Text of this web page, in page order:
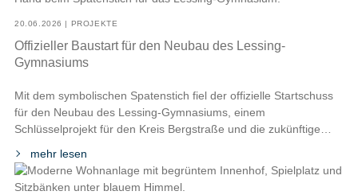
temporäre Stützen eingebaut, um die Zwischendecke in ihrer
horizontalen Lage zu stabilisieren und gleichzeitig die
Voraussetzungen für die weitere Sanierung zu […]
20.06.2026 | PROJEKTE
Offizieller Baustart für den Neubau des Lessing-
Gymnasiums
Mit dem symbolischen Spatenstich fiel der offizielle Startschuss
für den Neubau des Lessing-Gymnasiums, einem
Schlüsselprojekt für den Kreis Bergstraße und die zukünftige
wurde gemeinsam mit dem Bürgermeister der Stadt
Lampertheim, dem Landrat, den Schulleitungen, zahlreichen
mehr lesen